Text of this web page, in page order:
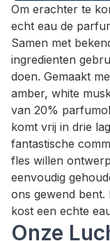
Om erachter te
echt eau de
Samen met
ingredienten
doen. Gemaakt
amber, white
van 20%
komt vrij in drie
fantastische
fles willen
eenvoudig
ons gewend bent.
kost een echte
Onze